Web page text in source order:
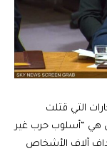
التي قتلت
هي “أسلوب حرب غير
آلاف الأشخاص